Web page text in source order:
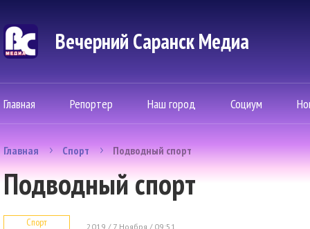
Вечерний Саранск Mедиа
Главная Репортер Наш город Социум
Главная Спорт Подводный спорт
Подводный спорт
Спорт 2019 / 7 Ноября / 09:51